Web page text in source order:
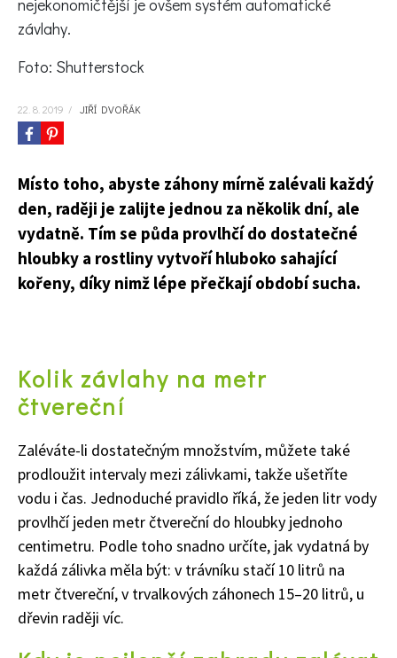
KVÍZY A TESTY
nejekonomičtější je ovšem systém automatické
závlahy.
Foto: Shutterstock
22. 8. 2019 / JIŘÍ DVOŘÁK
Místo toho, abyste záhony mírně zalévali každý
den, raději je zalijte jednou za několik dní, ale
vydatně. Tím se půda provlhčí do dostatečné
hloubky a rostliny vytvoří hluboko sahající
kořeny, díky nimž lépe přečkají období sucha.
Kolik závlahy na metr
čtvereční
Zaléváte-li dostatečným množstvím, můžete také
prodloužit intervaly mezi zálivkami, takže ušetříte
vodu i čas. Jednoduché pravidlo říká, že jeden litr vody
provlhčí jeden metr čtvereční do hloubky jednoho
centimetru. Podle toho snadno určíte, jak vydatná by
každá zálivka měla být: v trávníku stačí 10 litrů na
metr čtvereční, v trvalkových záhonech 15–20 litrů, u
dřevin raději víc.